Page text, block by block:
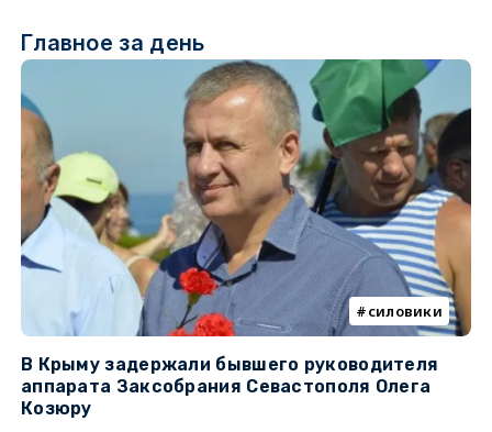
Главное за день
силовики
В Крыму задержали бывшего руководителя
аппарата Заксобрания Севастополя Олега
Козюру